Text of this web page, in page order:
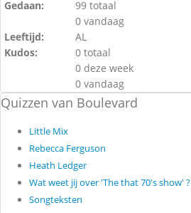
Gedaan:
99 totaal
0 vandaag
Leeftijd:
AL
Kudos:
0 totaal
0 deze week
0 vandaag
Quizzen van Boulevard
Little Mix
Rebecca Ferguson
Heath Ledger
Wat weet jij over 'The that 70's show' ?
Songteksten